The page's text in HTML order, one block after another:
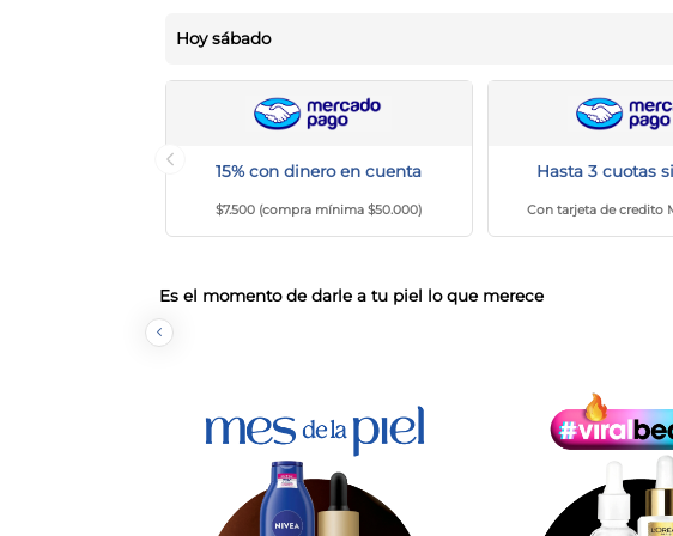
Hoysábado
15% con dinero en cuenta
$7.500 (compra mínima $50.000)
Hasta 3 cuotas
Con tarjeta de credito
Es el momento de darle a tu piel lo que merece